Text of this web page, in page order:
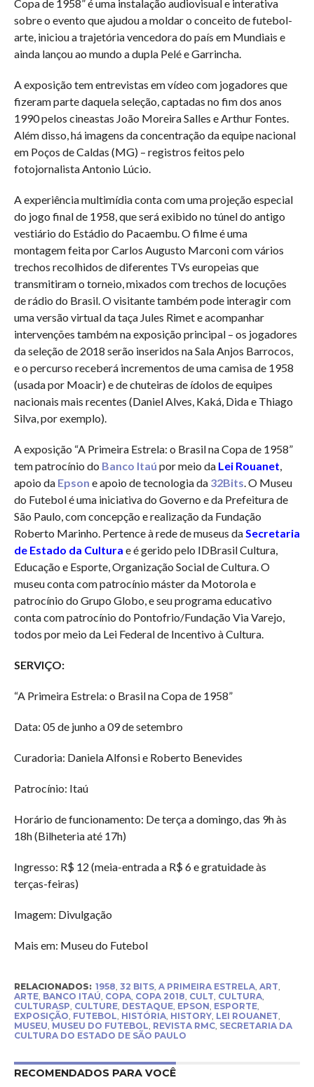
Copa de 1958” é uma instalação audiovisual e interativa
sobre o evento que ajudou a moldar o conceito de futebol-
arte, iniciou a trajetória vencedora do país em Mundiais e
ainda lançou ao mundo a dupla Pelé e Garrincha.
A exposição tem entrevistas em vídeo com jogadores que
fizeram parte daquela seleção, captadas no fim dos anos
1990 pelos cineastas João Moreira Salles e Arthur Fontes.
Além disso, há imagens da concentração da equipe nacional
em Poços de Caldas (MG) – registros feitos pelo
fotojornalista Antonio Lúcio.
A experiência multimídia conta com uma projeção especial
do jogo final de 1958, que será exibido no túnel do antigo
vestiário do Estádio do Pacaembu. O filme é uma
montagem feita por Carlos Augusto Marconi com vários
trechos recolhidos de diferentes TVs europeias que
transmitiram o torneio, mixados com trechos de locuções
de rádio do Brasil. O visitante também pode interagir com
uma versão virtual da taça Jules Rimet e acompanhar
intervenções também na exposição principal – os jogadores
da seleção de 2018 serão inseridos na Sala Anjos Barrocos,
e o percurso receberá incrementos de uma camisa de 1958
(usada por Moacir) e de chuteiras de ídolos de equipes
nacionais mais recentes (Daniel Alves, Kaká, Dida e Thiago
Silva, por exemplo).
A exposição “A Primeira Estrela: o Brasil na Copa de 1958”
tem patrocínio do Banco Itaú por meio da Lei Rouanet
apoio da Epson e apoio de tecnologia da 32Bits . O Museu
do Futebol é uma iniciativa do Governo e da Prefeitura de
São Paulo, com concepção e realização da Fundação
Roberto Marinho. Pertence à rede de museus da Secretaria
de Estado da Cultura e é gerido pelo IDBrasil Cultura,
Educação e Esporte, Organização Social de Cultura. O
museu conta com patrocínio máster da Motorola e
patrocínio do Grupo Globo, e seu programa educativo
conta com patrocínio do Pontofrio/Fundação Via Varejo,
todos por meio da Lei Federal de Incentivo à Cultura.
SERVIÇO:
“A Primeira Estrela: o Brasil na Copa de 1958”
Data: 05 de junho a 09 de setembro
Curadoria: Daniela Alfonsi e Roberto Benevides
Patrocínio: Itaú
Horário de funcionamento: De terça a domingo, das 9h às
18h (Bilheteria até 17h)
Ingresso: R$ 12 (meia-entrada a R$ 6 e gratuidade às
terças-feiras)
Imagem: Divulgação
Mais em: Museu do Futebol
RELACIONADOS: 1958 32 BITS, A PRIMEIRA ESTRELA, ART
ARTE, BANCO ITAÚ COPA, COPA 2018 CULT CULTURA,
CULTURASP CULTURE, DESTAQUE, EPSON ESPORTE,
EXPOSIÇÃO FUTEBOL HISTÓRIA, HISTORY, LEI ROUANET
MUSEU MUSEU DO FUTEBOL REVISTA RMC, SECRETARIA DA
CULTURA DO ESTADO DE SÃO PAULO
RECOMENDADOS PARA VOCÊ